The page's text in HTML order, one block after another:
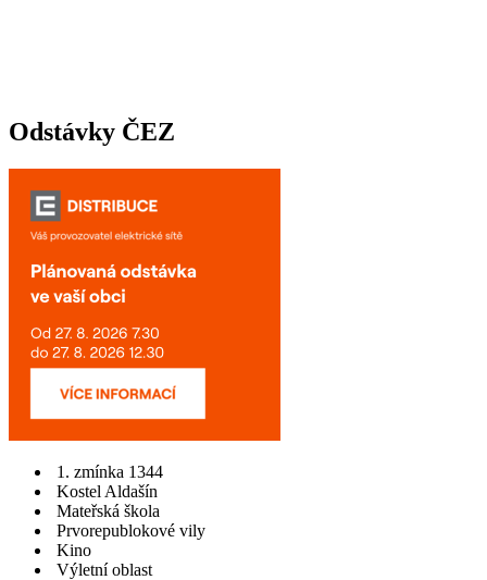
Odstávky ČEZ
1. zmínka 1344
Kostel Aldašín
Mateřská škola
Prvorepublokové vily
Kino
Výletní oblast